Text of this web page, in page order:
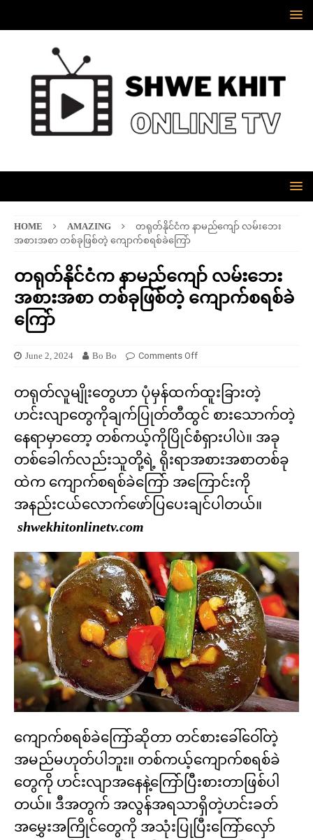
HOME AMAZING
တရုတ်နိုင်ငံက နာမည်ကျော် လမ်းဘေး
အစားအစာ တစ်ခုဖြစ်တဲ့ ကျောက်စရစ်ခဲကြော်
တရုတ်နိုင်ငံက နာမည်ကျော် လမ်းဘေး
အစားအစာ တစ်ခုဖြစ်တဲ့ ကျောက်စရစ်ခဲ
ကြော်
June 2, 2024 Bo Bo Comments Off
တရုတ်လူမျိုးတွေဟာ ပုံမှန်ထက်ထူးခြားတဲ့
ဟင်းလျာတွေကိုချက်ပြုတ်တီထွင် စားသောက်တဲ့
နေရာမှာတော့ တစ်ကယ့်ကိုပြိုင်စံရှားပါပဲ။ အခု
တစ်ခေါက်လည်းသူတို့ရဲ့ ရိုးရာအစားအစာတစ်ခု
ထဲက ကျောက်စရစ်ခဲကြော် အကြောင်းကို
အနည်းငယ်လောက်ဖော်ပြပေးချင်ပါတယ်။
shwekhitonlinetv.com
ကျောက်စရစ်ခဲကြော်ဆိုတာ တင်စားခေါ်ဝေါ်တဲ့
အမည်မဟုတ်ပါဘူး။ တစ်ကယ့်ကျောက်စရစ်ခဲ
တွေကို ဟင်းလျာအနေနဲ့ကြော်ပြီးစားတာဖြစ်ပါ
တယ်။ ဒီအတွက် အလွန်အရသာရှိတဲ့ဟင်းခတ်
အမွှေးအကြိုင်တွေကို အသုံးပြုပြီးကြော်လှော်